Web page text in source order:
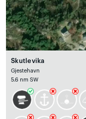
Skutlevika
Gjestehavn
5.6 nm SW